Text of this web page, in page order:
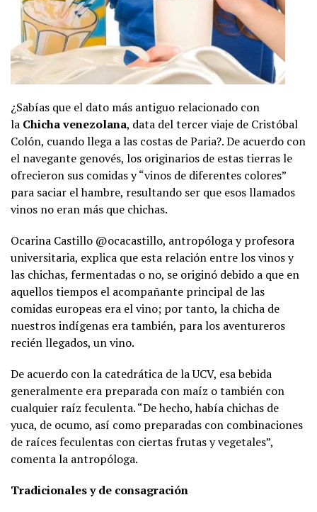
¿Sabías que el dato más antiguo relacionado con
la Chicha venezolana, data del tercer viaje de Cristóbal
Colón, cuando llega a las costas de Paria?. De acuerdo con
el navegante genovés, los originarios de estas tierras le
ofrecieron sus comidas y “vinos de diferentes colores”
para saciar el hambre, resultando ser que esos llamados
vinos no eran más que chichas.
Ocarina Castillo @ocacastillo, antropóloga y profesora
universitaria, explica que esta relación entre los vinos y
las chichas, fermentadas o no, se originó debido a que en
aquellos tiempos el acompañante principal de las
comidas europeas era el vino; por tanto, la chicha de
nuestros indígenas era también, para los aventureros
recién llegados, un vino.
De acuerdo con la catedrática de la UCV, esa bebida
generalmente era preparada con maíz o también con
cualquier raíz feculenta. “De hecho, había chichas de
yuca, de ocumo, así como preparadas con combinaciones
de raíces feculentas con ciertas frutas y vegetales”,
comenta la antropóloga.
Tradicionales y de consagración